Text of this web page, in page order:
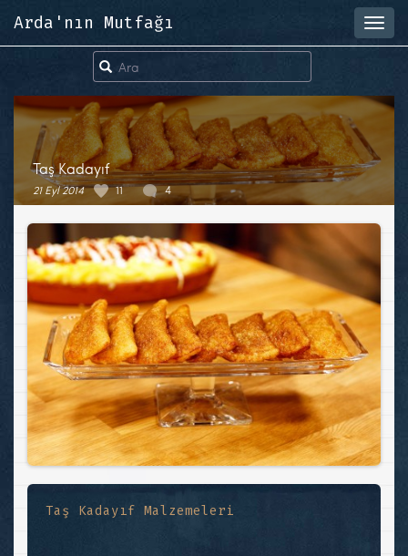
Arda'nın Mutfağı
Taş Kadayıf
21 Eyl 2014 11 4
Taş Kadayıf Malzemeleri